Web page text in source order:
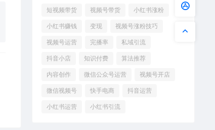
短视频带货 视频号带货 小红书涨粉
小红书赚钱 变现 视频号涨粉技巧
视频号运营 完播率 私域引流
抖音小店 知识付费 算法推荐
内容创作 微信公众号运营 视频号开店
微信视频号 快手电商 抖音运营
小红书运营 小红书引流